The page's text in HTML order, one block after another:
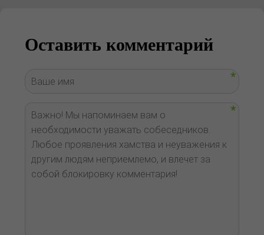
Оставить комментарий